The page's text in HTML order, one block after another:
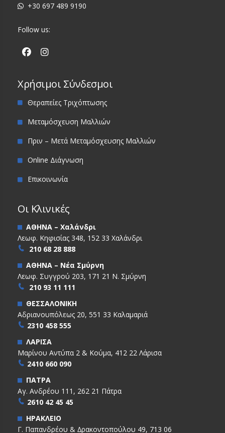
+30 697 489 9190
Follow us:
Χρήσιμοι Σύνδεσμοι
Θεραπείες Τριχόπτωσης
Μεταμόσχευση Μαλλιών
Πριν – Μετά Μεταμόσχευσης Μαλλιών
Online Διάγνωση
Επικοινωνία
Οι Κλινικές
ΑΘΗΝΑ – Χαλάνδρι
Λεωφ. Κηφισίας 348, 152 33 Χαλάνδρι
210 68 28 888
ΑΘΗΝΑ – Νέα Σμύρνη
Λεωφ. Συγγρού 203, 171 21 Ν. Σμύρνη
210 93 11 111
ΘΕΣΣΑΛΟΝΙΚΗ
Αδριανουπόλεως 20, 551 33 Καλαμαριά
2310 458 555
ΛΑΡΙΣΑ
Μαρίνου Αντύπα 2 & Κούμα, 412 22 Λάρισα
2410 660 090
ΠΑΤΡΑ
Αγ. Ανδρέου 111, 262 21 Πάτρα
2610 42 45 45
ΗΡΑΚΛΕΙΟ
Γ. Παπανδρέου & ∆ρακοντοπούλου 49, 713 06